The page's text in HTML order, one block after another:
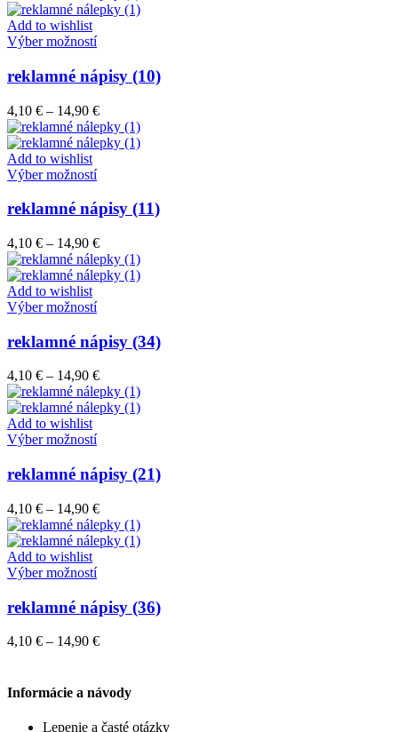
si
môžete
vybrať
na
stránke
produktu.
4,10 €
Add to wishlist
Výber možnostíTento
má
viacero
variantov.
Možnosti
si
môžete
vybrať
na
stránke
produktu.
reklamné nápisy (10)
4,10 € – 14,90 €Price
range:
4,10 €
Add to wishlist
Výber možnostíTento
má
viacero
variantov.
Možnosti
si
môžete
vybrať
na
stránke
produktu.
reklamné nápisy (11)
4,10 € – 14,90 €Price
range:
4,10 €
Add to wishlist
Výber možnostíTento
má
viacero
variantov.
Možnosti
si
môžete
vybrať
na
stránke
produktu.
reklamné nápisy (34)
4,10 € – 14,90 €Price
range:
4,10 €
Add to wishlist
Výber možnostíTento
má
viacero
variantov.
Možnosti
si
môžete
vybrať
na
stránke
produktu.
reklamné nápisy (21)
4,10 € – 14,90 €Price
range:
4,10 €
Add to wishlist
Výber možnostíTento
má
viacero
variantov.
vybrať
reklamné nápisy (36)
4,10 € – 14,90 €Price
through
14,90 €
Informácie a návody
Lepenie a časté otázky